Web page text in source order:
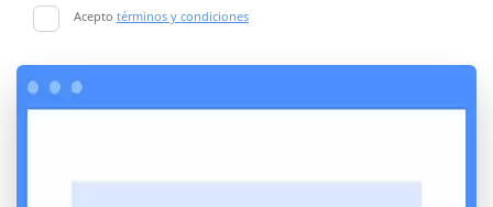
Acepto términos y condiciones